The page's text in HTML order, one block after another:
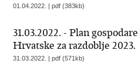
01.04.2022. | pdf (383kb)
31.03.2022. - Plan
Hrvatske za razdoblje 2023.
31.03.2022. | pdf (571kb)